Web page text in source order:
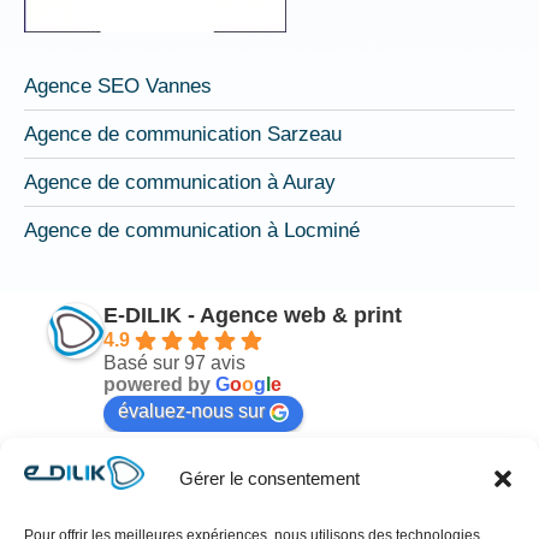
Gérer le consentement
Pour offrir les meilleures expériences, nous utilisons des technologies
Agence SEO Vannes
Agence de communication Sarzeau
Agence de communication à Auray
Agence de communication à Locminé
E-DILIK - Agence web & print
4.9
Basé sur 97 avis
powered by Goog e
évaluez-nous sur